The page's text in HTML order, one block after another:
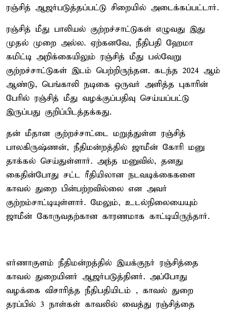
ரஞ்சித் ஆஜர்படுத்தப்பட்டு சிறையில் அடைக்கப்பட்டார்.
ரஞ்சித் மீது பாலியல் குற்றச்சாட்டுகள் எழுவது இது
முதல் முறை அல்ல. ஏற்கனவே, நீதிபதி ஹேமா
கமிட்டி அறிக்கையிலும் ரஞ்சித் மீது பல்வேறு
குற்றச்சாட்டுகள் இடம் பெற்றிருந்தன. கடந்த 2024 ஆம்
ஆண்டு, பெங்காலி நடிகை ஒருவர் அளித்த புகாரின்
பேரில் ரஞ்சித் மீது வழக்குப்பதிவு செய்யப்பட்டு
இருப்பது குறிப்பிடத்தக்கது.
தன் மீதான குற்றச்சாட்டை மறுத்துள்ள ரஞ்சித்
பாலகிருஷ்ணன், நீதிமன்றத்தில் ஜாமீன் கோரி மனு
தாக்கல் செய்துள்ளார். அந்த மனுவில், தனது
கைதின்போது சட்ட ரீதியிலான நடவடிக்கைகளை
காவல் துறை பின்பற்றவில்லை என அவர்
குற்றம்சாட்டியுள்ளார். மேலும், உடல்நிலையையும்
ஜாமீன் கோருவதற்கான காரணமாக காட்டியிருந்தார்.
எர்ணாகுளம் நீதிமன்றத்தில் இயக்குநர் ரஞ்சித்தை
காவல் துறையினர் ஆஜர்படுத்தினர். அப்போது
வழக்கை விசாரித்த நீதிபதியிடம் , காவல் துறை
தரப்பில் 3 நாள்கள் காவலில் வைத்து ரஞ்சித்தை